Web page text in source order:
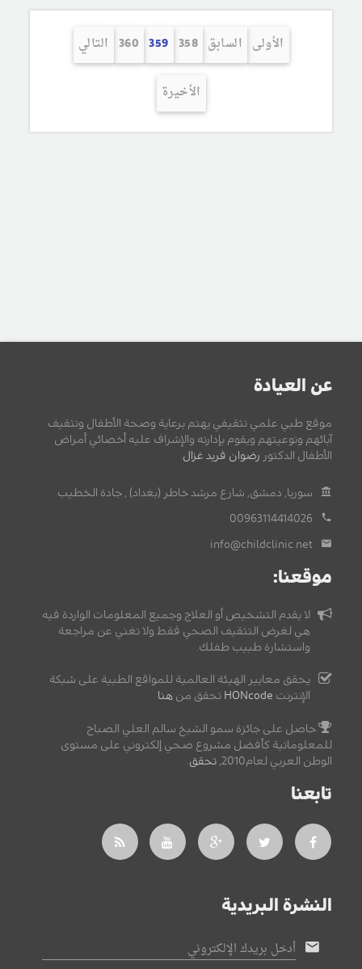
الأولى السابق 358
359
360 التالي
الأخيرة
عن العيادة
موقع طبي علمي تثقيفي يهتم برعاية وصحة الأطفال وتثقيف
آبائهم وتوعيتهم ويقوم بإدارته والإشراف عليه أخصائي أمراض
الأطفال الدكتور رضوان فريد غزال
سوريا, دمشق, شارع مرشد خاطر (بغداد) , جادة الخطيب.
00963114414026
info@childclinic.net
موقعنا:
لا يقدم التشخيص أو العلاج وجميع المعلومات الواردة فيه
هي لغرض التثقيف الصحي فقط ولا تغني عن مراجعة
واستشارة طبيب طفلك.
يحقق معايير الهيئة العالمية للمواقع الطبية على شبكة
الإنترنت HONcode تحقق من هنا
حاصل على جائزة سمو الشيخ سالم العلي الصباح
للمعلوماتية كأفضل مشروع صحي إلكتروني على مستوى
الوطن العربي لعام2010,
تحقق
تابعنا
النشرة البريدية
أدخل بريدك الإلكتروني